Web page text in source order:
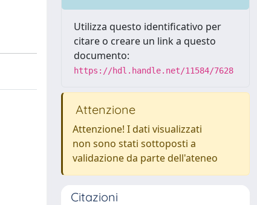
Utilizza questo identificativo per
citare o creare un link a questo
documento:
https://hdl.handle.net/11584/7628
Attenzione
Attenzione! I dati visualizzati
non sono stati sottoposti a
validazione da parte dell'ateneo
Citazioni